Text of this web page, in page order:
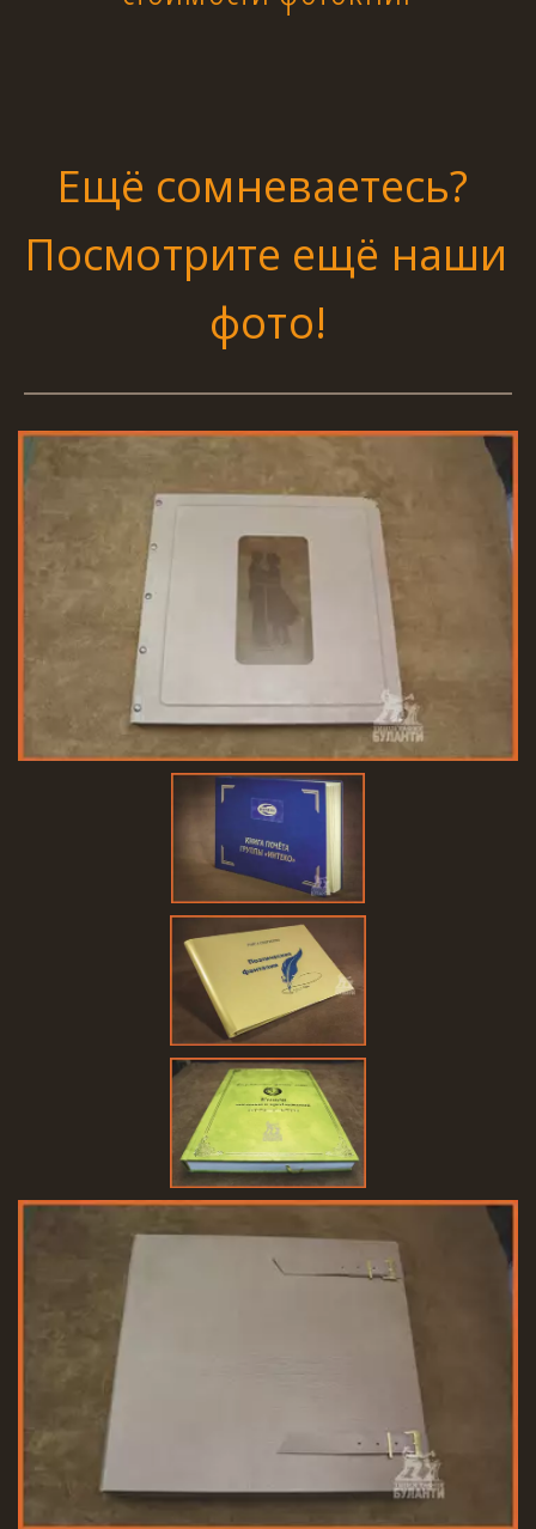
Ещё сомневаетесь?
Посмотрите ещё наши
фото!